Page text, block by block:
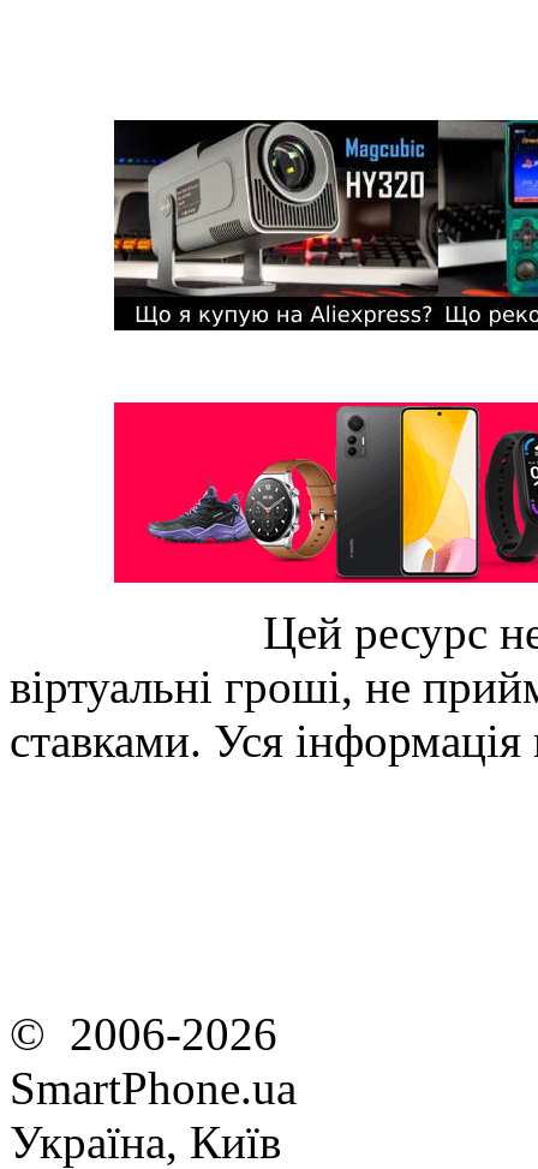
Цей ресурс
віртуальні гроші, не
ставками. Уся
© 2006-2026
SmartPhone.ua
Україна, Київ